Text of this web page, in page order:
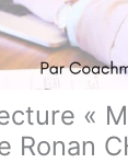
«
Ronan